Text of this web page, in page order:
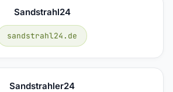
Sandstrahl24
sandstrahl24.de
Sandstrahler24